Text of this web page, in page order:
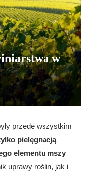
w
przede wszystkim
pielęgnacją
elementu mszy
uprawy roślin, jak i